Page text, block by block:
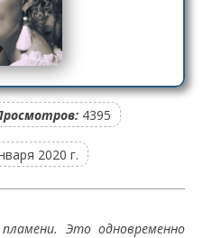
4395
2020 г.
Это одновременно